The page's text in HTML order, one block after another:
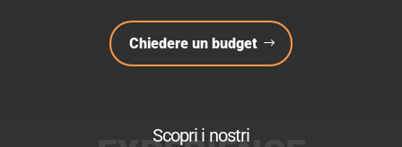
Chiedere un budget
Scopri i nostri